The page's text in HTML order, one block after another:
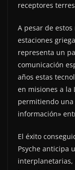
receptores
A pesar de
estaciones
representa un
comunicación
años estas
en misiones a la
permitiendo
información»
El éxito
Psyche anticipa
interplanetarias,